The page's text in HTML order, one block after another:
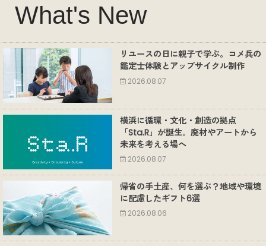
What's New
リユースの日に親子で学ぶ。コメ兵の
鑑定士体験とアップサイクル制作
2026.08.07
横浜に循環・文化・創造の拠点
「Sta.R」が誕生。廃材やアートから
未来を考える場へ
2026.08.07
帰省の手土産、何を選ぶ？地域や環境
に配慮したギフト6選
2026.08.06